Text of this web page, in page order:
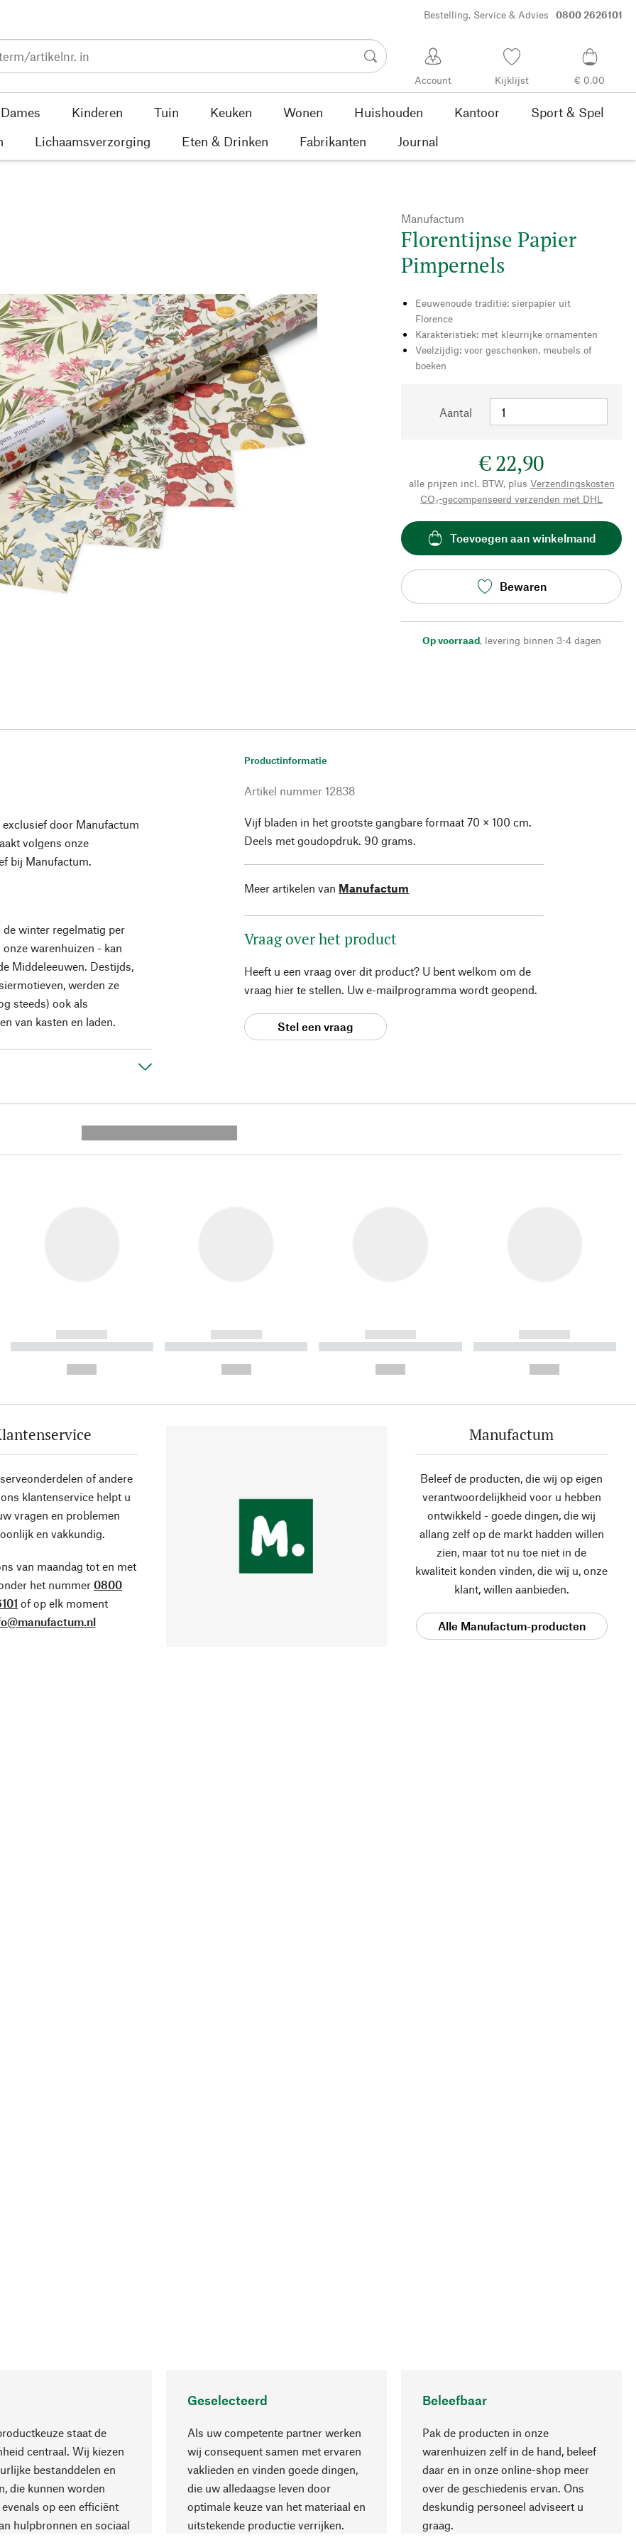
Bestelling, Service & Advies 0800 2626101
Account Kijklijst € 0,00
Dames Kinderen Tuin Keuken Wonen Huishouden Kantoor
Sport & Spel
Lichaamsverzorging Eten & Drinken Fabrikanten Journal
Manufactum
Florentijnse Papier
Pimpernels
Eeuwenoude traditie: sierpapier uit
Florence
Karakteristiek: met kleurrijke ornamenten
Veelzijdig: voor geschenken, meubels of
boeken
Aantal
€ 22,90
alle prijzen incl. BTW, plus Verzendingskosten
CO₂-gecompenseerd verzenden met DHL
Toevoegen aan winkelmand
Bewaren
Op voorraad, levering binnen 3-4 dagen
door Manufactum
volgens onze
bij Manufactum.
de winter regelmatig per
warenhuizen - kan
Middeleeuwen. Destijds,
werden ze
steeds) ook als
van kasten en laden.
Productinformatie
Artikel nummer 12838
Vijf bladen in het grootste gangbare formaat 70 × 100 cm.
Deels met goudopdruk. 90 grams.
Meer artikelen van Manufactum
Vraag over het product
Heeft u een vraag over dit product? U bent welkom om de
vraag hier te stellen. Uw e-mailprogramma wordt geopend.
Stel een vraag
------------
----------- ----------- ----------
------------
----------- ----------- ----------
------------
----------- ----------- ----------
------------
----------- ----------- ----------
of andere
klantenservice helpt u
vragen en problemen
en vakkundig.
van maandag tot en met
het nummer 0800
of op elk moment
Manufactum
Beleef de producten, die wij op eigen
verantwoordelijkheid voor u hebben
ontwikkeld - goede dingen, die wij
allang zelf op de markt hadden willen
zien, maar tot nu toe niet in de
kwaliteit konden vinden, die wij u, onze
klant, willen aanbieden.
Alle Manufactum-producten
staat de
centraal. Wij kiezen
bestanddelen en
die kunnen worden
op een efficiënt
hulpbronnen en sociaal
Geselecteerd
Als uw competente partner werken
wij consequent samen met ervaren
vaklieden en vinden goede dingen,
die uw alledaagse leven door
optimale keuze van het materiaal en
uitstekende productie verrijken.
Beleefbaar
Pak de producten in onze
warenhuizen zelf in de hand, beleef
daar en in onze online-shop meer
over de geschiedenis ervan. Ons
deskundig personeel adviseert u
graag.
Naar boven